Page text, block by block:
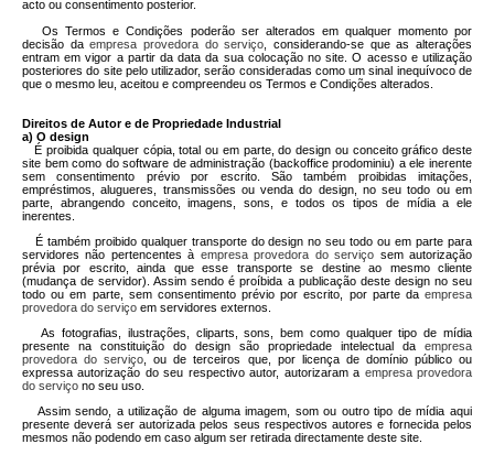
acto ou consentimento posterior.
Os Termos e Condições poderão ser alterados em qualquer momento por
decisão daempresa provedora do serviço , considerando-se que as alterações
entram em vigor a partir da data da sua colocação no site. O acesso e utilização
posteriores do site pelo utilizador, serão consideradas como um sinal inequívoco de
que o mesmo leu, aceitou e compreendeu os Termos e Condições alterados.
Direitos de Autor e de Propriedade Industrial
a) O design
É proibida qualquer cópia, total ou em parte, do design ou conceito gráfico deste
site bem como do software de administração (backoffice prodominiu) a ele inerente
sem consentimento prévio por escrito. São também proibidas imitações,
empréstimos, alugueres, transmissões ou venda do design, no seu todo ou em
parte, abrangendo conceito, imagens, sons, e todos os tipos de mídia a ele
inerentes.
É também proibido qualquer transporte do design no seu todo ou em parte para
servidores não pertencentes à empresa provedora do serviço sem autorização
prévia por escrito, ainda que esse transporte se destine ao mesmo cliente
(mudança de servidor). Assim sendo é proíbida a publicação deste design no seu
todo ou em parte, sem consentimento prévio por escrito, por parte da empresa
provedora do serviço em servidores externos.
As fotografias, ilustrações, cliparts, sons, bem como qualquer tipo de mídia
presente na constituição do design são propriedade intelectual da empresa
provedora do serviço , ou de terceiros que, por licença de domínio público ou
expressa autorização do seu respectivo autor, autorizaram a empresa provedora
do serviço no seu uso.
Assim sendo, a utilização de alguma imagem, som ou outro tipo de mídia aqui
presente deverá ser autorizada pelos seus respectivos autores e fornecida pelos
mesmos não podendo em caso algum ser retirada directamente deste site.